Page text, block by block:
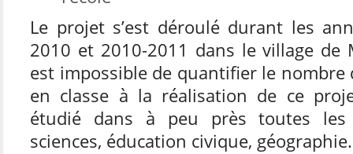
Le projet s’est déroulé durant les
2010 et 2010-2011 dans le village de
est impossible de quantifier le nombre
en classe à la réalisation de ce
étudié dans à peu près toutes les
sciences, éducation civique,